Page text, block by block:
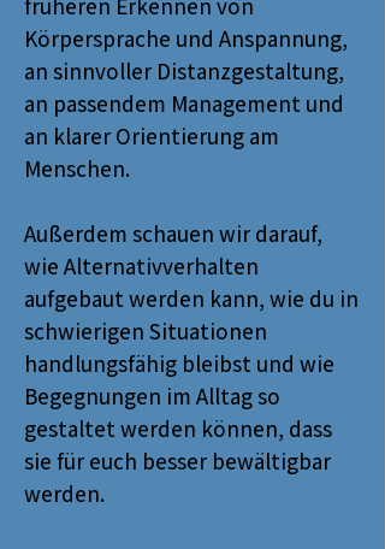
früheren Erkennen von
Körpersprache und Anspannung,
an sinnvoller Distanzgestaltung,
an passendem Management und
an klarer Orientierung am
Menschen.
Außerdem schauen wir darauf,
wie Alternativverhalten
aufgebaut werden kann, wie du in
schwierigen Situationen
handlungsfähig bleibst und wie
Begegnungen im Alltag so
gestaltet werden können, dass
sie für euch besser bewältigbar
werden.